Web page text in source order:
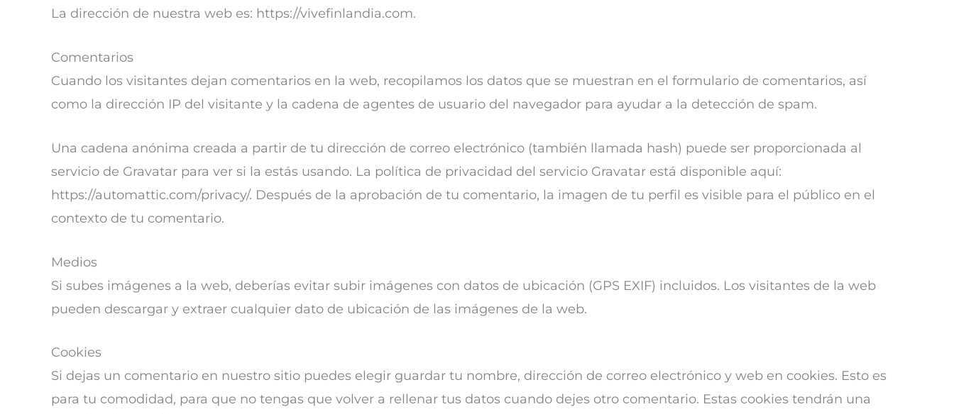
La dirección de nuestra web es: https://vivefinlandia.com.
Comentarios
Cuando los visitantes dejan comentarios en la web, recopilamos los datos que se muestran en el formulario de comentarios, así
como la dirección IP del visitante y la cadena de agentes de usuario del navegador para ayudar a la detección de spam.
Una cadena anónima creada a partir de tu dirección de correo electrónico (también llamada hash) puede ser proporcionada al
servicio de Gravatar para ver si la estás usando. La política de privacidad del servicio Gravatar está disponible aquí:
https://automattic.com/privacy/. Después de la aprobación de tu comentario, la imagen de tu perfil es visible para el público en el
contexto de tu comentario.
Medios
Si subes imágenes a la web, deberías evitar subir imágenes con datos de ubicación (GPS EXIF) incluidos. Los visitantes de la web
pueden descargar y extraer cualquier dato de ubicación de las imágenes de la web.
Cookies
Si dejas un comentario en nuestro sitio puedes elegir guardar tu nombre, dirección de correo electrónico y web en cookies. Esto es
para tu comodidad, para que no tengas que volver a rellenar tus datos cuando dejes otro comentario. Estas cookies tendrán una